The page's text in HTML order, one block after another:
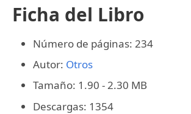
Ficha del Libro
Número de páginas: 234
Autor: Otros
Tamaño: 1.90 - 2.30 MB
Descargas: 1354